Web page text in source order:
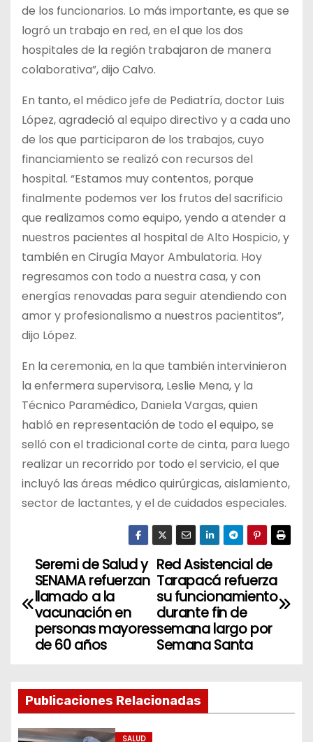
de los funcionarios. Lo más importante, es que se
logró un trabajo en red, en el que los dos
hospitales de la región trabajaron de manera
colaborativa”, dijo Calvo.
En tanto, el médico jefe de Pediatría, doctor Luis
López, agradeció al equipo directivo y a cada uno
de los que participaron de los trabajos, cuyo
financiamiento se realizó con recursos del
hospital. “Estamos muy contentos, porque
finalmente podemos ver los frutos del sacrificio
que realizamos como equipo, yendo a atender a
nuestros pacientes al hospital de Alto Hospicio, y
también en Cirugía Mayor Ambulatoria. Hoy
regresamos con todo a nuestra casa, y con
energías renovadas para seguir atendiendo con
amor y profesionalismo a nuestros pacientitos”,
dijo López.
En la ceremonia, en la que también intervinieron
la enfermera supervisora, Leslie Mena, y la
Técnico Paramédico, Daniela Vargas, quien
habló en representación de todo el equipo, se
selló con el tradicional corte de cinta, para luego
realizar un recorrido por todo el servicio, el que
incluyó las áreas médico quirúrgicas, aislamiento,
sector de lactantes, y el de cuidados especiales.
N
a
g
a
Red Asistencial de
Tarapacá refuerza
su funcionamiento
durante fin de
semana largo por
Semana Santa
Seremi de Salud y
SENAMA refuerzan
llamado a la
vacunación en
personas mayores
de 60 años
Publicaciones Relacionadas
SALUD